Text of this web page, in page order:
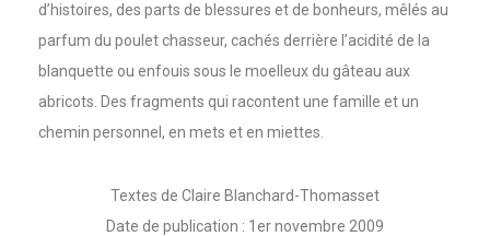
d’histoires, des parts de blessures et de bonheurs, mêlés au
parfum du poulet chasseur, cachés derrière l’acidité de la
blanquette ou enfouis sous le moelleux du gâteau aux
abricots. Des fragments qui racontent une famille et un
chemin personnel, en mets et en miettes.
Textes de Claire Blanchard-Thomasset
Date de publication : 1er novembre 2009